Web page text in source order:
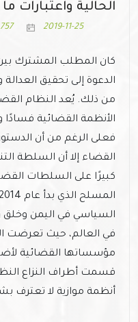
الحالية واعتبارات
2019-11-25
757
الدعوة إلى تحقيق العدالة
من ذلك. يُعد النظام
الأنظمة القضائية
فعلى الرغم من أن
القضاء إلا أن السلطة
كبيرًا على السلطات
السياسي في اليمن وخلق
في العالم، حيث تعرضت
مؤسساتها القضائية
قسمت أطراف النزاع
أنظمة موازية لا تعترف